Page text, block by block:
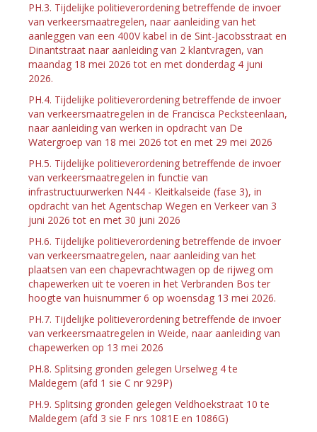
PH.3. Tijdelijke politieverordening betreffende de invoer
van verkeersmaatregelen, naar aanleiding van het
aanleggen van een 400V kabel in de Sint-Jacobsstraat en
Dinantstraat naar aanleiding van 2 klantvragen, van
maandag 18 mei 2026 tot en met donderdag 4 juni
2026.
PH.4. Tijdelijke politieverordening betreffende de invoer
van verkeersmaatregelen in de Francisca Pecksteenlaan,
naar aanleiding van werken in opdracht van De
Watergroep van 18 mei 2026 tot en met 29 mei 2026
PH.5. Tijdelijke politieverordening betreffende de invoer
van verkeersmaatregelen in functie van
infrastructuurwerken N44 - Kleitkalseide (fase 3), in
opdracht van het Agentschap Wegen en Verkeer van 3
juni 2026 tot en met 30 juni 2026
PH.6. Tijdelijke politieverordening betreffende de invoer
van verkeersmaatregelen, naar aanleiding van het
plaatsen van een chapevrachtwagen op de rijweg om
chapewerken uit te voeren in het Verbranden Bos ter
hoogte van huisnummer 6 op woensdag 13 mei 2026.
PH.7. Tijdelijke politieverordening betreffende de invoer
van verkeersmaatregelen in Weide, naar aanleiding van
chapewerken op 13 mei 2026
PH.8. Splitsing gronden gelegen Urselweg 4 te
Maldegem (afd 1 sie C nr 929P)
PH.9. Splitsing gronden gelegen Veldhoekstraat 10 te
Maldegem (afd 3 sie F nrs 1081E en 1086G)